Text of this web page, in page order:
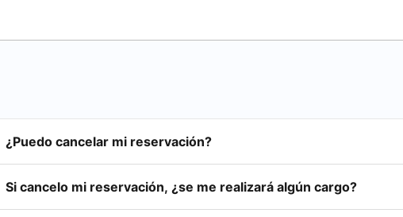
¿Puedo cancelar mi reservación?
Si cancelo mi reservación, ¿se me realizará algún cargo?